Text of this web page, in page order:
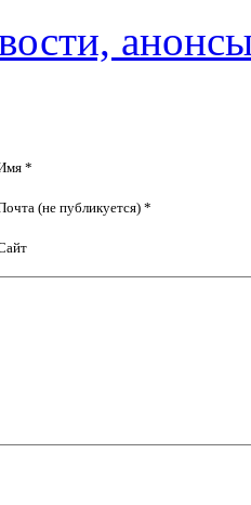
*
(не публикуется) *